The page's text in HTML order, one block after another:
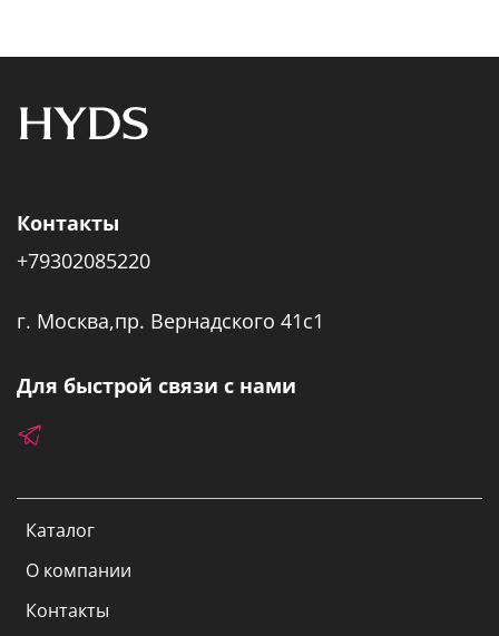
Каталог
О компании
Контакты
Контакты
+79302085220
г. Москва,пр. Вернадского 41с1
Для быстрой связи с нами